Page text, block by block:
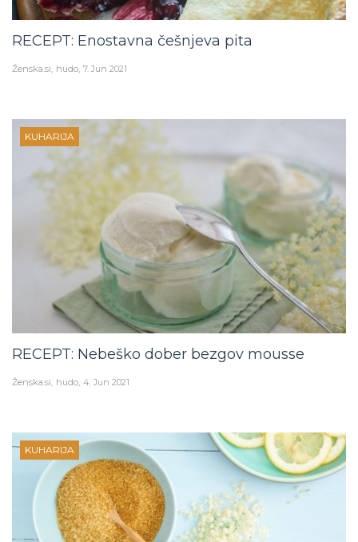
RECEPT: Enostavna češnjeva pita
Ženska.si hudo 7. Jun 2021
KUHARIJA
RECEPT: Nebeško dober bezgov mousse
Ženska.si hudo 4. Jun 2021
KUHARIJA